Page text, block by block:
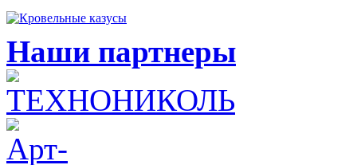
Наши партнеры